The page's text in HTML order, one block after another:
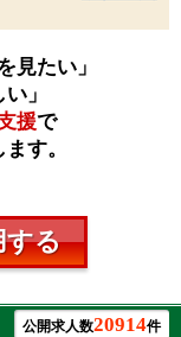
見たい」
」
援で
す。
する
公開求人数20914件